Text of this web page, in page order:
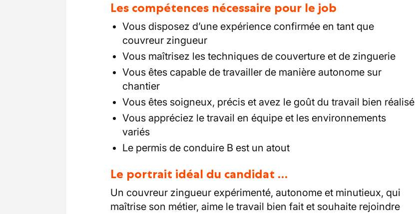
Les compétences nécessaire pour le job
Vous disposez d’une expérience confirmée en tant que
couvreur zingueur
Vous maîtrisez les techniques de couverture et de zinguerie
Vous êtes capable de travailler de manière autonome sur
chantier
Vous êtes soigneux, précis et avez le goût du travail bien réalisé
Vous appréciez le travail en équipe et les environnements
variés
Le permis de conduire B est un atout
Le portrait idéal du candidat …
Un couvreur zingueur expérimenté, autonome et minutieux, qui
maîtrise son métier, aime le travail bien fait et souhaite rejoindre